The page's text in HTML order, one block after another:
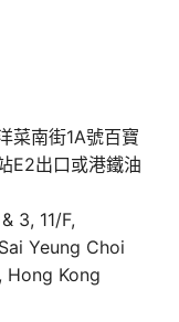
菜南街1A號百寶
E2出口或港鐵油
3, 11/F,
Yeung Choi
Hong Kong